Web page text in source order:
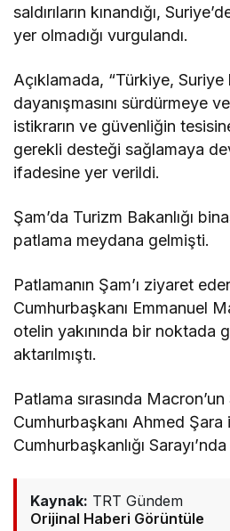
saldırıların kınandığı,
yer olmadığı vurgulandı.
Açıklamada, “Türkiye, Suriye
dayanışmasını sürdürmeye
istikrarın ve güvenliğin
gerekli desteği sağlamaya
ifadesine yer verildi.
Şam’da Turizm Bakanlığı
patlama meydana gelmişti.
Patlamanın Şam’ı ziyaret
Cumhurbaşkanı Emmanuel
otelin yakınında bir noktada
aktarılmıştı.
Patlama sırasında
Cumhurbaşkanı Ahmed
Cumhurbaşkanlığı
Kaynak: TRT Gündem
Orijinal Haberi Görüntüle